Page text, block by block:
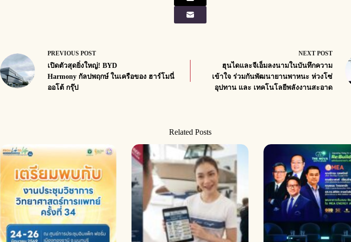
PREVIOUS POST
เปิดตัวสุดยิ่งใหญ่! BYD
Harmony กัลปพฤกษ์ ในเครือของ ฮาร์โมนี่
ออโต้ กรุ๊ป
NEXT POST
ฮุนไดและจีเอ็มลงนามในบันทึกความ
เข้าใจ ร่วมกันพัฒนายานพาหนะ ห่วงโซ่
อุปทาน และ เทคโนโลยีพลังงานสะอาด
Related Posts